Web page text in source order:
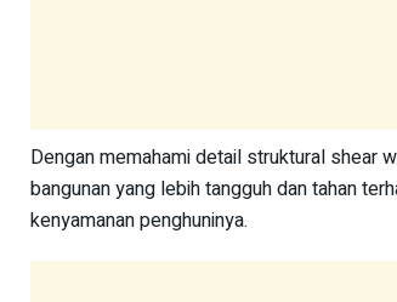
Dengan memahami detail struktural shear
bangunan yang lebih tangguh dan tahan
kenyamanan penghuninya.